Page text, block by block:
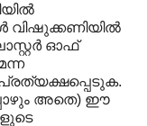
ഓഫ്‌
അതെ) ഈ